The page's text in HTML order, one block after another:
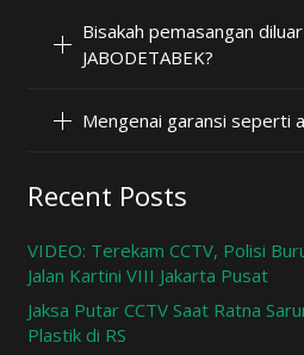
Bisakah pemasangan
JABODETABEK?
Mengenai garansi seperti
Recent Posts
VIDEO: Terekam CCTV, Polisi
Jalan Kartini VIII Jakarta Pusat
Jaksa Putar CCTV Saat Ratna
Plastik di RS